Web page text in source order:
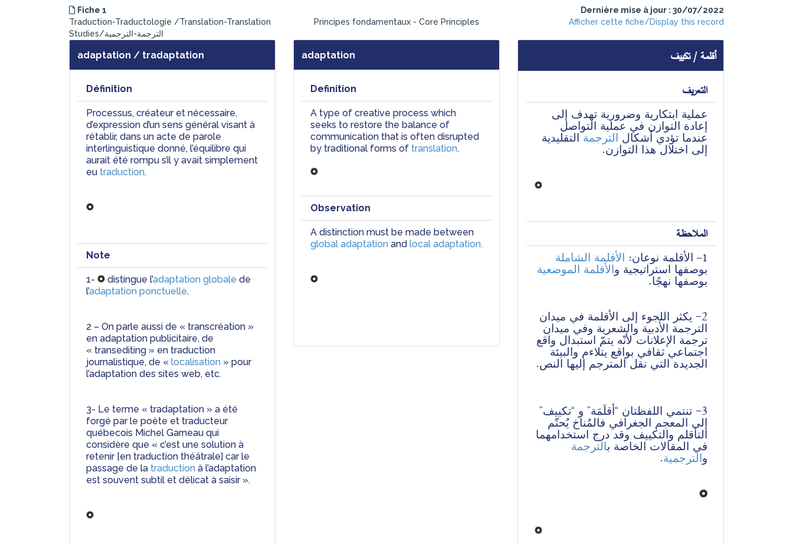
Fiche 1
Dernière mise à jour : 30/07/2022
Traduction-Traductologie /Translation-Translation
Studies/الترجمة-الترجمية
Principes fondamentaux - Core Principles Afficher cette fiche/Display this record
adaptation / tradaptation
Définition
Processus, créateur et nécessaire,
d’expression d’un sens général visant à
rétablir, dans un acte de parole
interlinguistique donné, l’équilibre qui
aurait été rompu s’il y avait simplement
eu traduction.
Note
1- distingue l’adaptation globale de
l’adaptation ponctuelle.
2 – On parle aussi de « transcréation »
en adaptation publicitaire, de
« transediting » en traduction
journalistique, de « localisation » pour
l’adaptation des sites web, etc.
3- Le terme « tradaptation » a été
forgé par le poète et traducteur
québecois Michel Garneau qui
considère que « c’est une solution à
retenir [en traduction théâtrale] car le
passage de la traduction à l’adaptation
est souvent subtil et délicat à saisir ».
adaptation
Definition
A type of creative process which
seeks to restore the balance of
communication that is often disrupted
by traditional forms of translation.
Observation
A distinction must be made between
global adaptation and local adaptation.
أقلمة / تكييف
التعريف
إعادة التوازن في عملية التواصل
عندما تؤدي أشكال الترجمة
إلى اختلال هذا التوازن.
الملاحظة
1
– الأقلمة نوعان: الأقلمة الشاملة
بوصفها استراتيجية والأقلمة الموضعية
بوصفها نهجًا.
الترجمة الأدبية والشعرية وفي ميدان
الجديدة التي نقل المترجم إليها النص.
في المقالات الخاصة بالترجمة
والترجمية.